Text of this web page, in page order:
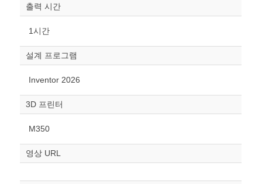
너비
높이
mm
폭
mm
스케일
출력 시간
1시간
설계 프로그램
Inventor 2026
3D 프린터
M350
영상 URL